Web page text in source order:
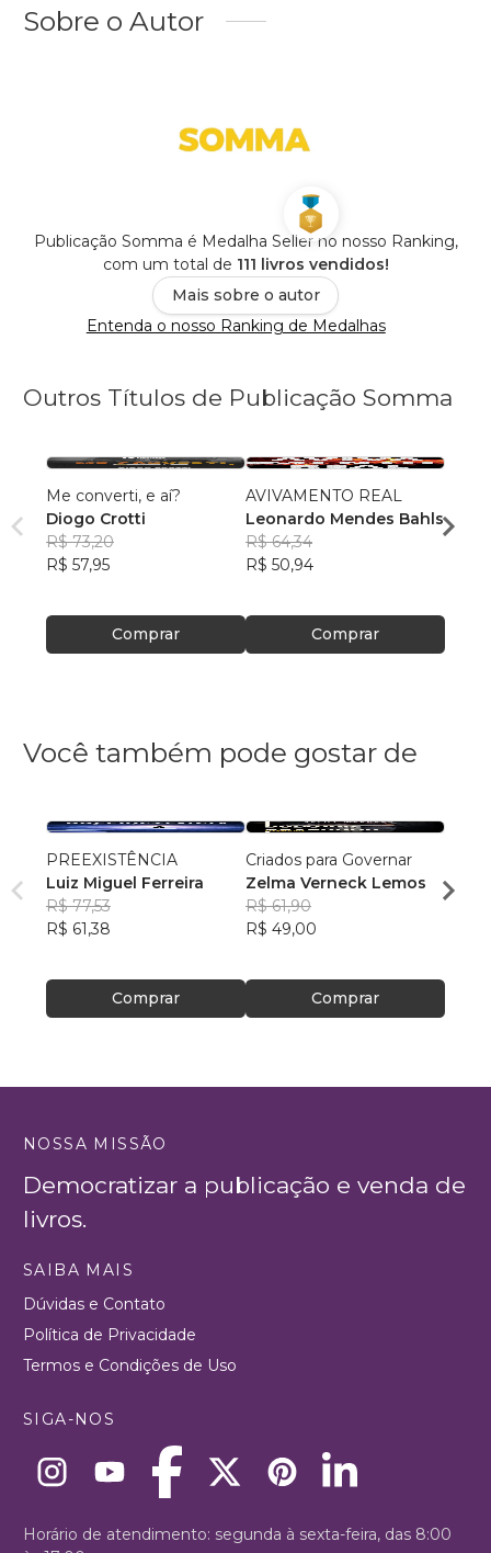
Sobre o Autor
Publicação Somma é Medalha Seller no nosso Ranking,
com um total de 111 livros vendidos!
Mais sobre o autor
Entenda o nosso Ranking de Medalhas
Outros Títulos de Publicação Somma
Me converti, e aí?
Diogo Crotti
R$ 73,20
R$ 57,95
Comprar
AVIVAMENTO REAL
Leonardo Mendes Bahls
R$ 64,34
R$ 50,94
Comprar
Otto
Você também pode gostar de
PREEXISTÊNCIA
Luiz Miguel Ferreira
R$ 77,53
R$ 61,38
Comprar
Criados para Governar
Zelma Verneck Lemos
R$ 61,90
R$ 49,00
Comprar
R$
NOSSA MISSÃO
Democratizar a publicação e venda de
livros.
SAIBA MAIS
Dúvidas e Contato
Política de Privacidade
Termos e Condições de Uso
SIGA-NOS
Horário de atendimento: segunda à sexta-feira, das 8:00